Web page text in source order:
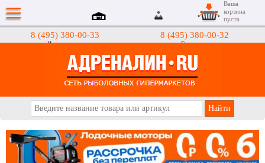
8 (495) 380-00-33
Интернет-магазин
8 (495) 380-00-32
Гипермаркеты
Ваша
корзина
пуста